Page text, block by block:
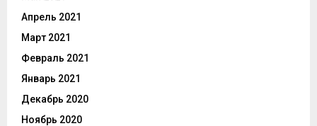
Апрель 2021
Март 2021
Февраль 2021
Январь 2021
Декабрь 2020
Ноябрь 2020